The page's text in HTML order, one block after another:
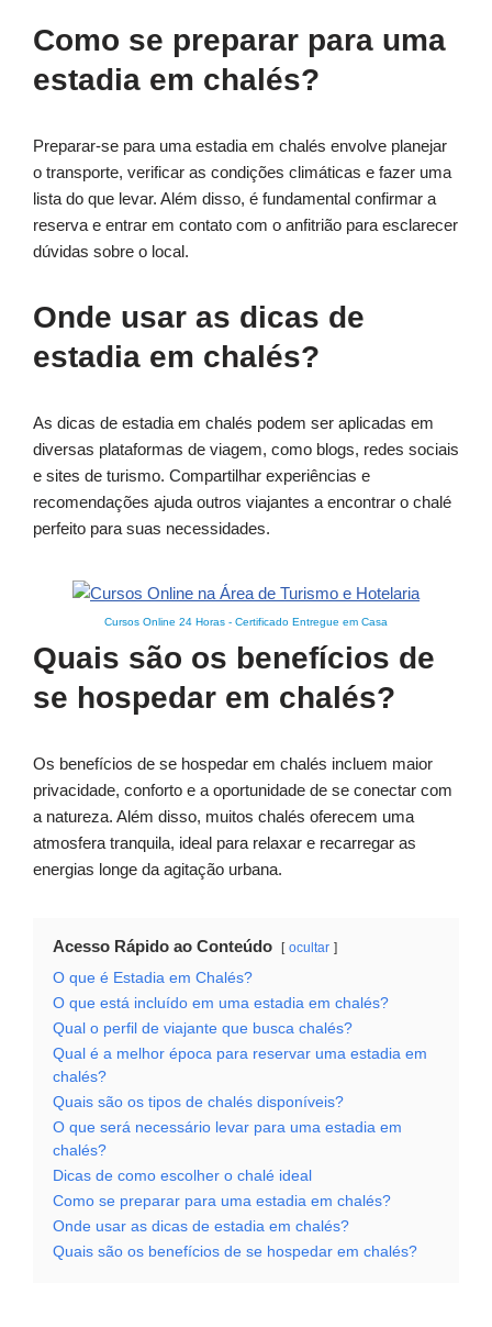
Como se preparar para uma
estadia em chalés?
Preparar-se para uma estadia em chalés envolve planejar
o transporte, verificar as condições climáticas e fazer uma
lista do que levar. Além disso, é fundamental confirmar a
reserva e entrar em contato com o anfitrião para esclarecer
dúvidas sobre o local.
Onde usar as dicas de
estadia em chalés?
As dicas de estadia em chalés podem ser aplicadas em
diversas plataformas de viagem, como blogs, redes sociais
e sites de turismo. Compartilhar experiências e
recomendações ajuda outros viajantes a encontrar o chalé
perfeito para suas necessidades.
Cursos Online 24 Horas - Certificado Entregue em Casa
Quais são os benefícios de
se hospedar em chalés?
Os benefícios de se hospedar em chalés incluem maior
privacidade, conforto e a oportunidade de se conectar com
a natureza. Além disso, muitos chalés oferecem uma
atmosfera tranquila, ideal para relaxar e recarregar as
energias longe da agitação urbana.
Acesso Rápido ao Conteúdo ocultar
O que é Estadia em Chalés?
O que está incluído em uma estadia em chalés?
Qual o perfil de viajante que busca chalés?
Qual é a melhor época para reservar uma estadia em
chalés?
Quais são os tipos de chalés disponíveis?
O que será necessário levar para uma estadia em
chalés?
Dicas de como escolher o chalé ideal
Como se preparar para uma estadia em chalés?
Onde usar as dicas de estadia em chalés?
Quais são os benefícios de se hospedar em chalés?